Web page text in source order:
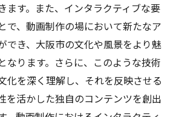
ます。また、インタラクティブな要
で、動画制作の場において新たなア
でき、大阪市の文化や風景をより魅
なります。さらに、このような技術
化を深く理解し、それを反映させる
を活かした独自のコンテンツを創出